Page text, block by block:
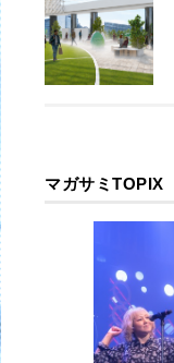
マガサミTOPIX